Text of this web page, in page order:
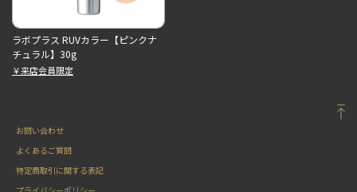
ラボプラス RUVカラー【ピンクナ
チュラル】30g
￥来店会員限定
お問い合わせ
よくあるご質問
特定商取引に関する表記